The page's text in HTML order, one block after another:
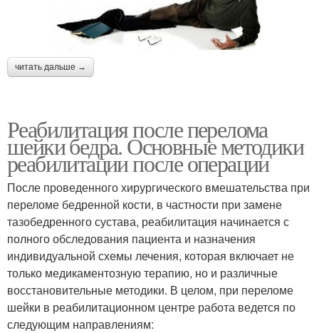
читать дальше →
Реабилитация после перелома
шейки бедра. Основные методики
реабилитации после операции
После проведенного хирургического вмешательства при
переломе бедренной кости, в частности при замене
тазобедренного сустава, реабилитация начинается с
полного обследования пациента и назначения
индивидуальной схемы лечения, которая включает не
только медикаментозную терапию, но и различные
восстановительные методики. В целом, при переломе
шейки в реабилитационном центре работа ведется по
следующим направлениям: